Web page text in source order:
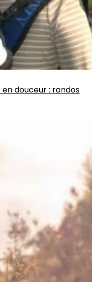
en douceur : randos